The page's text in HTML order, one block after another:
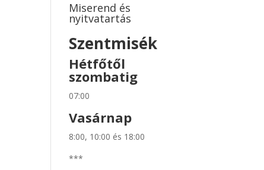
Miserend és
nyitvatartás
Szentmisék
Hétfőtől
szombatig
07:00
Vasárnap
8:00, 10:00 és 18:00
***